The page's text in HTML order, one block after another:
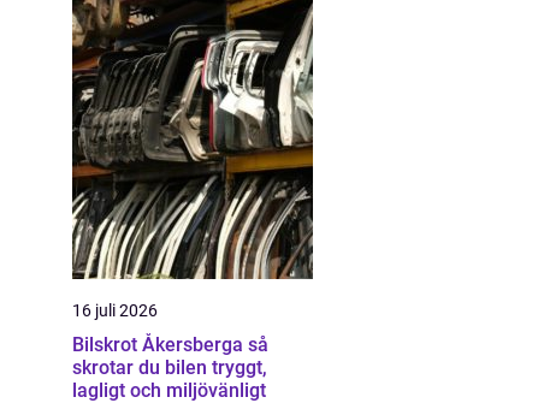
16 juli 2026
Bilskrot Åkersberga så
skrotar du bilen tryggt,
lagligt och miljövänligt